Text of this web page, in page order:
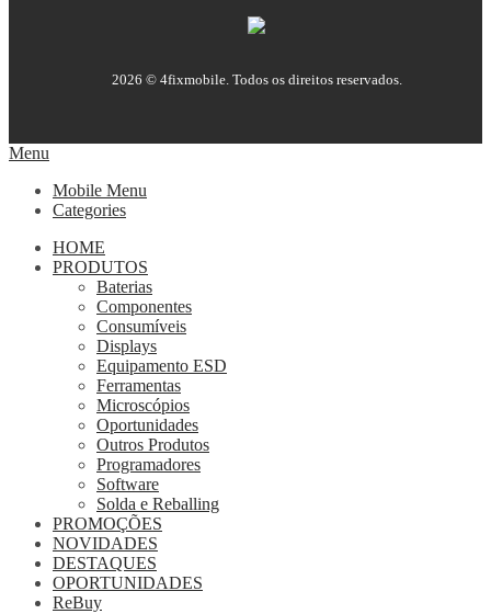
2026 © 4fixmobile. Todos os direitos reservados.
Menu
Mobile Menu
Categories
HOME
PRODUTOS
Baterias
Componentes
Consumíveis
Displays
Equipamento ESD
Ferramentas
Microscópios
Oportunidades
Outros Produtos
Programadores
Software
Solda e Reballing
PROMOÇÕES
NOVIDADES
DESTAQUES
OPORTUNIDADES
ReBuy